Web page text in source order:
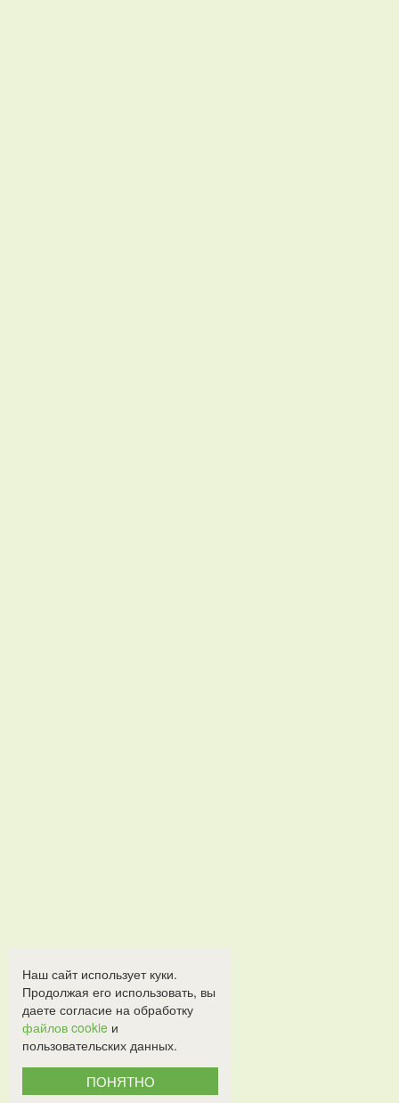
Наш сайт использует куки.
Продолжая его использовать, вы
даете согласие на обработку
файлов cookie и
пользовательских данных.
ПОНЯТНО